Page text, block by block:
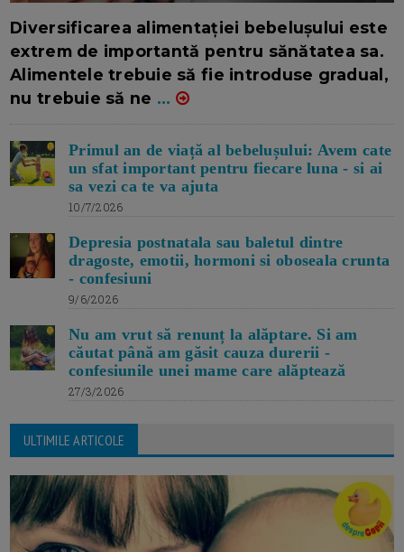
Diversificarea alimentației bebelușului este
extrem de importantă pentru sănătatea sa.
Alimentele trebuie să fie introduse gradual,
nu trebuie să ne ...
Primul an de viață al bebelușului: Avem cate
un sfat important pentru fiecare luna - si ai
sa vezi ca te va ajuta
10/7/2026
Depresia postnatala sau baletul dintre
dragoste, emotii, hormoni si oboseala crunta
- confesiuni
9/6/2026
Nu am vrut să renunț la alăptare. Si am
căutat până am găsit cauza durerii -
confesiunile unei mame care alăptează
27/3/2026
ULTIMILE ARTICOLE